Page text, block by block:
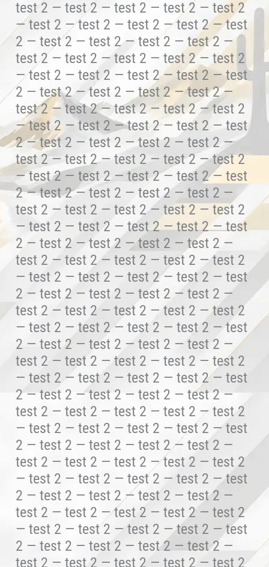
test 2 — test 2 — test 2 — test 2 — test 2
— test 2 — test 2 — test 2 — test 2 — test
2 — test 2 — test 2 — test 2 — test 2 —
test 2 — test 2 — test 2 — test 2 — test 2
— test 2 — test 2 — test 2 — test 2 — test
2 — test 2 — test 2 — test 2 — test 2 —
test 2 — test 2 — test 2 — test 2 — test 2
— test 2 — test 2 — test 2 — test 2 — test
2 — test 2 — test 2 — test 2 — test 2 —
test 2 — test 2 — test 2 — test 2 — test 2
— test 2 — test 2 — test 2 — test 2 — test
2 — test 2 — test 2 — test 2 — test 2 —
test 2 — test 2 — test 2 — test 2 — test 2
— test 2 — test 2 — test 2 — test 2 — test
2 — test 2 — test 2 — test 2 — test 2 —
test 2 — test 2 — test 2 — test 2 — test 2
— test 2 — test 2 — test 2 — test 2 — test
2 — test 2 — test 2 — test 2 — test 2 —
test 2 — test 2 — test 2 — test 2 — test 2
— test 2 — test 2 — test 2 — test 2 — test
2 — test 2 — test 2 — test 2 — test 2 —
test 2 — test 2 — test 2 — test 2 — test 2
— test 2 — test 2 — test 2 — test 2 — test
2 — test 2 — test 2 — test 2 — test 2 —
test 2 — test 2 — test 2 — test 2 — test 2
— test 2 — test 2 — test 2 — test 2 — test
2 — test 2 — test 2 — test 2 — test 2 —
test 2 — test 2 — test 2 — test 2 — test 2
— test 2 — test 2 — test 2 — test 2 — test
2 — test 2 — test 2 — test 2 — test 2 —
test 2 — test 2 — test 2 — test 2 — test 2
— test 2 — test 2 — test 2 — test 2 — test
2 — test 2 — test 2 — test 2 — test 2 —
test 2 — test 2 — test 2 — test 2 — test 2